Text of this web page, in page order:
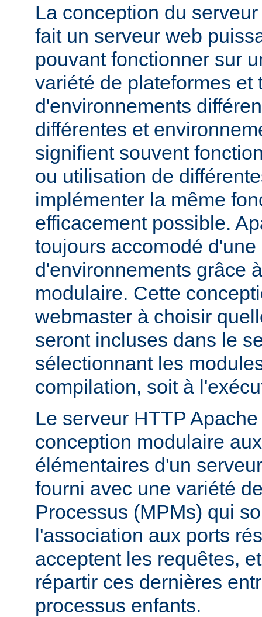
La conception du
fait un serveur web
pouvant fonctionner sur
variété de plateformes et
d'environnements
différentes et
signifient souvent
ou utilisation de
implémenter la même
efficacement possible.
toujours accomodé
d'environnements grâce
modulaire. Cette
webmaster à choisir
seront incluses dans le
sélectionnant les
compilation, soit à
Le serveur HTTP
conception modulaire
élémentaires d'un
fourni avec une variété
Processus (MPMs) qui
l'association aux ports
acceptent les requêtes,
répartir ces dernières
processus enfants.